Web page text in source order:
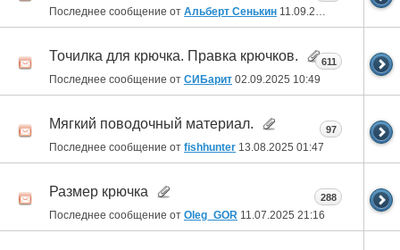
Последнее сообщение от Альберт Сенькин 11.09.2025
Точилка для крючка. Правка крючков.
Последнее сообщение от СИБарит 02.09.2025 10:49
611
Мягкий поводочный материал.
Последнее сообщение от fishhunter 13.08.2025 01:47
97
Размер крючка
Последнее сообщение от Oleg_GOR 11.07.2025 21:16
288